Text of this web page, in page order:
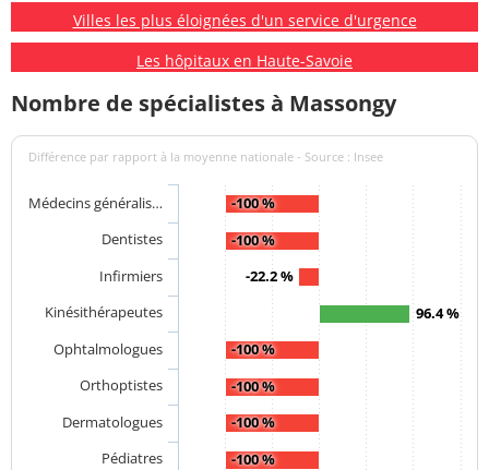
Villes les plus éloignées d'un service d'urgence
Les hôpitaux en Haute-Savoie
Nombre de spécialistes à Massongy
Différence par rapport à la moyenne nationale - Source : Insee
-100 %
-100 %
-22.2 %
96.4 %
-100 %
-100 %
-100 %
-100 %
Médecins généralis…
Dentistes
Infirmiers
Kinésithérapeutes
Ophtalmologues
Orthoptistes
Dermatologues
Pédiatres